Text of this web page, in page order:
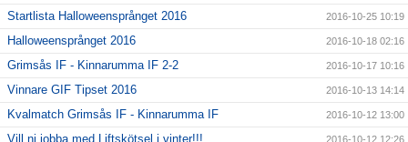
Startlista Halloweensprånget 2016 2016-10-25 10:19
Halloweensprånget 2016 2016-10-18 02:16
Grimsås IF - Kinnarumma IF 2-2 2016-10-17 10:16
Vinnare GIF Tipset 2016 2016-10-13 14:14
Kvalmatch Grimsås IF - Kinnarumma IF 2016-10-12 13:00
Vill ni jobba med Liftskötsel i vinter!!! 2016-10-12 12:26